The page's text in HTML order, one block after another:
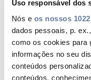
Uso responsável dos
Nós e os nossos
dados pessoais, p.
como os cookies para
informações no seu
conteúdos
conteúdos,
Details
Níveis de
conforme o CPR
afectados
Toggle
Details
Definição do
construção"